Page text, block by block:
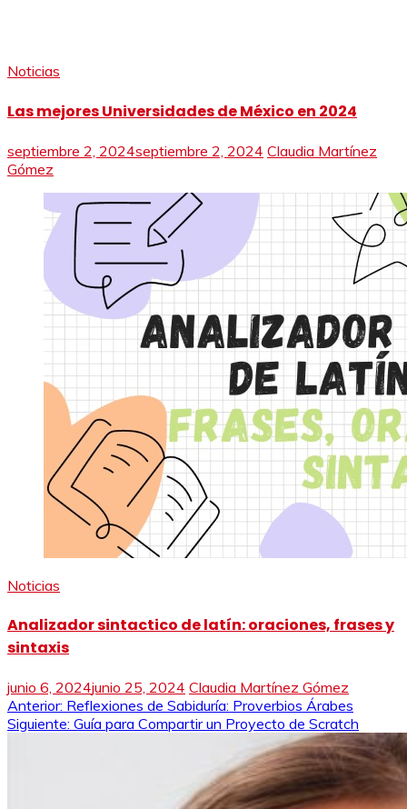
Noticias
Las mejores Universidades de México en 2024
septiembre 2, 2024septiembre 2, 2024 Claudia Martínez
Gómez
Noticias
Analizador sintactico de latín: oraciones, frases y
sintaxis
junio 6, 2024junio 25, 2024 Claudia Martínez Gómez
Navegación
Anterior: Reflexiones de Sabiduría: Proverbios Árabes
Siguiente: Guía para Compartir un Proyecto de Scratch